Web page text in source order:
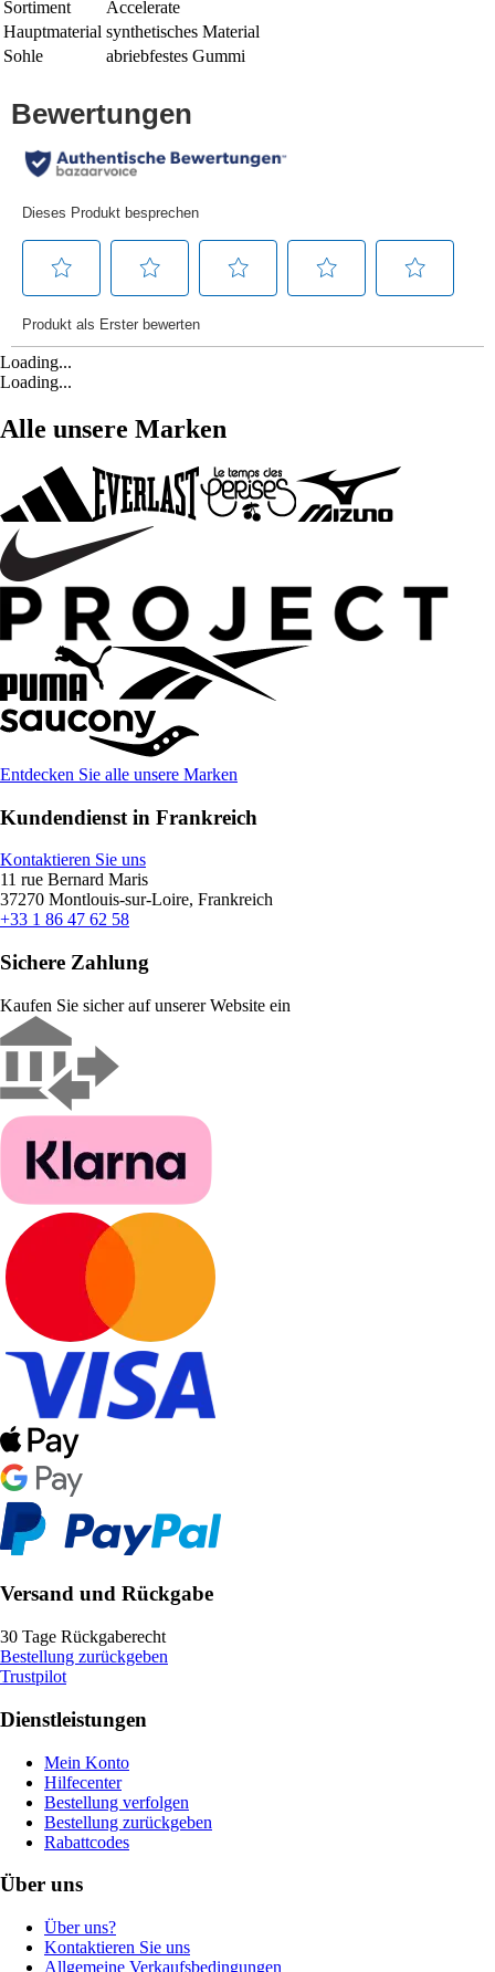
Sortiment
Accelerate
Hauptmaterial synthetisches Material
Sohle
abriebfestes Gummi
Loading...
Loading...
Alle unsere Marken
Entdecken Sie alle unsere Marken
Kundendienst in Frankreich
Kontaktieren Sie uns
11 rue Bernard Maris
37270 Montlouis-sur-Loire, Frankreich
+33 1 86 47 62 58
Sichere Zahlung
Kaufen Sie sicher auf unserer Website ein
Versand und Rückgabe
30 Tage Rückgaberecht
Bestellung zurückgeben
Trustpilot
Dienstleistungen
Mein Konto
Hilfecenter
Bestellung verfolgen
Bestellung zurückgeben
Rabattcodes
Über uns
Über uns?
Kontaktieren Sie uns
Allgemeine Verkaufsbedingungen